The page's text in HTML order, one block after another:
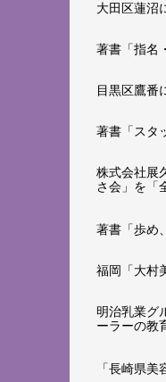
大田区蓮沼
著書「指名
目黒区鷹番
著書「スタ
株式会社展
さ会」を「
著書「歩め
福岡「大村
明治乳業グ
ーラーの教
「長崎県